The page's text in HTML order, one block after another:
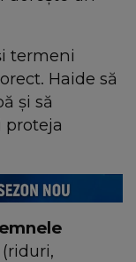
termeni
Haide să
și să